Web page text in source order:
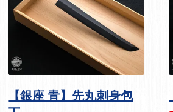
【銀座 青】先丸刺身包